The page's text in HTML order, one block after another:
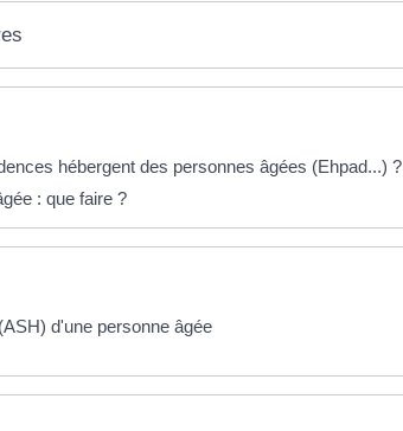
hébergent des personnes âgées (Ehpad...) ?
: que faire ?
d'une personne âgée